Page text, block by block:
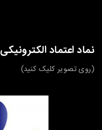
نماد اعتماد الکترونیکی
(روی تصویر کلیک کنید)